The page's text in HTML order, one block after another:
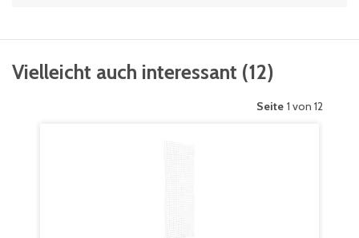
Vielleicht auch interessant (12)
Seite 1 von 12